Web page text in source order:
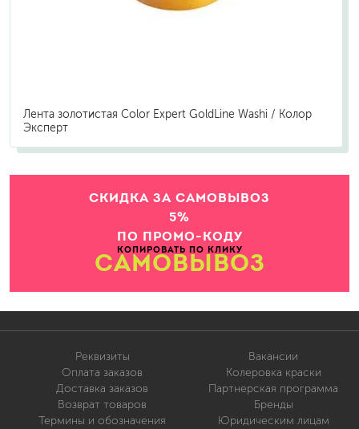
Лента золотистая Color Expert GoldLine Washi / Колор
Эксперт
СКИДКА ЗА САМОВЫВОЗ
5%
ПО ПРОМО-КОДУ
КОПИРОВАТЬ ПО КЛИКУ
САМОВЫВОЗ
Реквизиты
Оплата заказов
Доставка заказов
Возврат товаров
Термины и обозначения
Вакансии
Колеровка краски
Партнерская программа
Бренды
Юридическим лицам